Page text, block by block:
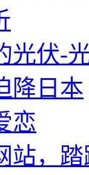
光伏-
降日本
恋
站，